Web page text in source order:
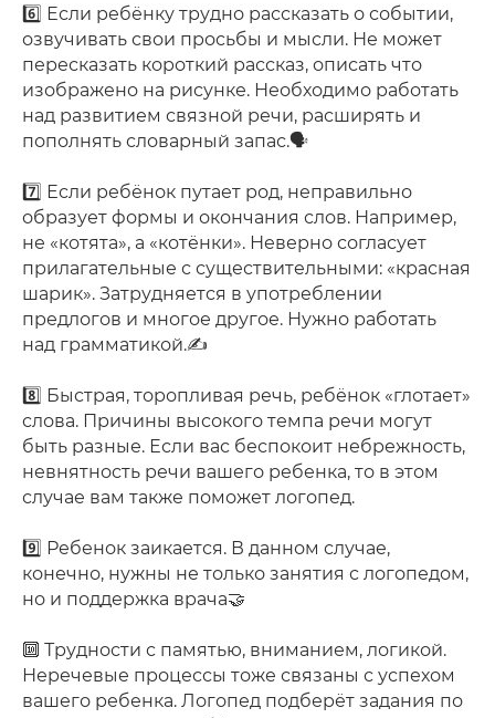
6️⃣ Если ребёнку трудно рассказать о событии,
озвучивать свои просьбы и мысли. Не может
пересказать короткий рассказ, описать что
изображено на рисунке. Необходимо работать
над развитием связной речи, расширять и
пополнять словарный запас.🗣
7️⃣ Если ребёнок путает род, неправильно
образует формы и окончания слов. Например,
не «котята», а «котёнки». Неверно согласует
прилагательные с существительными: «красная
шарик». Затрудняется в употреблении
предлогов и многое другое. Нужно работать
над грамматикой.✍️
8️⃣ Быстрая, торопливая речь, ребёнок «глотает»
слова. Причины высокого темпа речи могут
быть разные. Если вас беспокоит небрежность,
невнятность речи вашего ребенка, то в этом
случае вам также поможет логопед.
9️⃣ Ребенок заикается. В данном случае,
конечно, нужны не только занятия с логопедом,
но и поддержка врача🤝
🔟 Трудности с памятью, вниманием, логикой.
Неречевые процессы тоже связаны с успехом
вашего ребенка. Логопед подберёт задания по